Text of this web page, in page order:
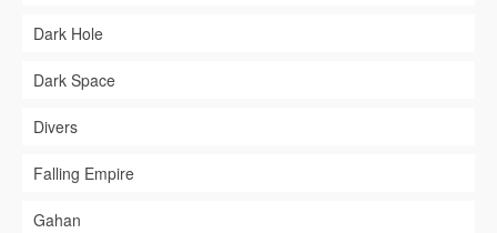
Dark Hole
Dark Space
Divers
Falling Empire
Gahan